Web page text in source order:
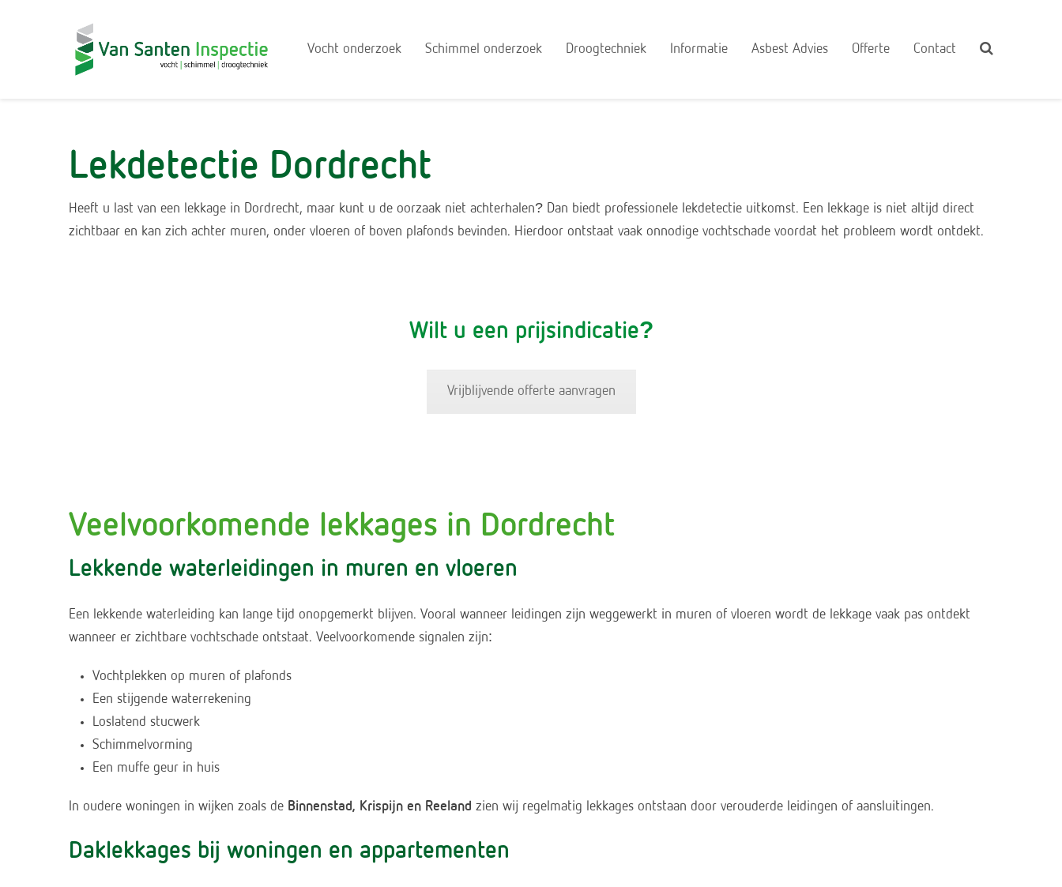
Vocht onderzoek Schimmel onderzoek Droogtechniek Informatie Asbest Advies Offerte Contact
Lekdetectie Dordrecht
Heeft u last van een lekkage in Dordrecht, maar kunt u de oorzaak niet achterhalen? Dan biedt professionele lekdetectie uitkomst. Een lekkage is niet altijd direct
zichtbaar en kan zich achter muren, onder vloeren of boven plafonds bevinden. Hierdoor ontstaat vaak onnodige vochtschade voordat het probleem wordt ontdekt.
Wilt u een prijsindicatie?
Vrijblijvende offerte aanvragen
Veelvoorkomende lekkages in Dordrecht
Lekkende waterleidingen in muren en vloeren
Een lekkende waterleiding kan lange tijd onopgemerkt blijven. Vooral wanneer leidingen zijn weggewerkt in muren of vloeren wordt de lekkage vaak pas ontdekt
wanneer er zichtbare vochtschade ontstaat. Veelvoorkomende signalen zijn:
Vochtplekken op muren of plafonds
Een stijgende waterrekening
Loslatend stucwerk
Schimmelvorming
Een muffe geur in huis
In oudere woningen in wijken zoals de Binnenstad, Krispijn en Reeland zien wij regelmatig lekkages ontstaan door verouderde leidingen of aansluitingen.
Daklekkages bij woningen en appartementen